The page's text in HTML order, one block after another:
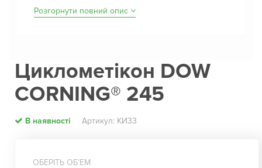
Розгорнути повний опис
Циклометікон DOW
CORNING® 245
В наявності Артикул: КИ33
ОБЕРІТЬ ОБʼЕМ